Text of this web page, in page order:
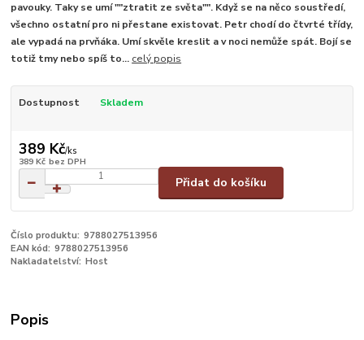
pavouky. Taky se umí ""ztratit ze světa"". Když se na něco soustředí,
všechno ostatní pro ni přestane existovat. Petr chodí do čtvrté třídy,
ale vypadá na prvňáka. Umí skvěle kreslit a v noci nemůže spát. Bojí se
totiž tmy nebo spíš to... celý popis
Dostupnost Skladem
389 Kč/ks
389 Kč bez DPH
Přidat do košíku
Číslo produktu: 9788027513956
EAN kód: 9788027513956
Nakladatelství: Host
Popis